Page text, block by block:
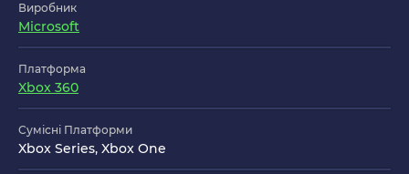
Виробник
Microsoft
Платформа
Xbox 360
Сумісні Платформи
Xbox Series, Xbox One